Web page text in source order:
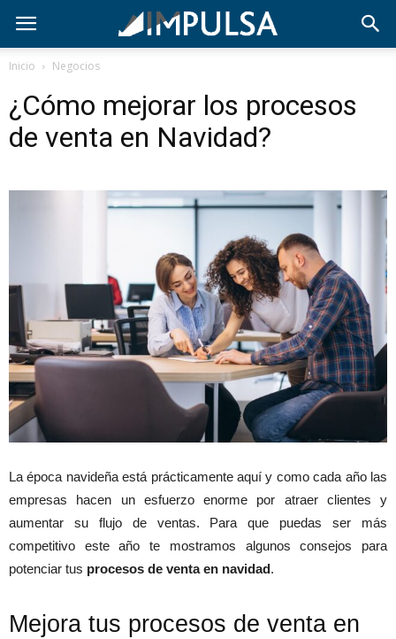
Inicio Negocios
¿Cómo mejorar los procesos
de venta en Navidad?
La época navideña está prácticamente aquí y como cada año las
empresas hacen un esfuerzo enorme por atraer clientes y
aumentar su flujo de ventas. Para que puedas ser más
competitivo este año te mostramos algunos consejos para
potenciar tus procesos de venta en navidad.
Mejora tus procesos de venta en